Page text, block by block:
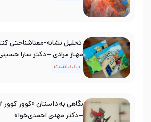
تحلیل نشانه-معناشناختی
مهناز مرادی – دکتر سارا
یادداشت
– دکتر مهدی احمدی‌خواه